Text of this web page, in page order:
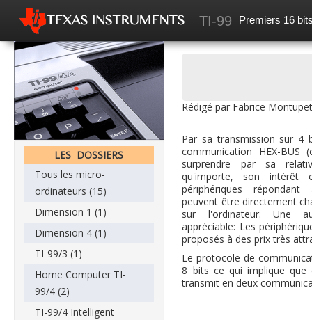
TI-99 Premiers 16
Accueil
Mes recherches
News
Les articles
Forum
LES DOSSIERS
Tous les micro-
ordinateurs (15)
Dimension 1 (1)
Dimension 4 (1)
TI-99/3 (1)
Home Computer TI-
99/4 (2)
TI-99/4 Intelligent
Rédigé par Fabrice
Par sa transmission sur 4
communication HEX-BUS
surprendre par sa
qu'importe, son intérêt
périphériques
peuvent être directement
sur l'ordinateur. Une
appréciable: Les
proposés à des prix très
Le protocole de
8 bits ce qui implique que
transmit en deux